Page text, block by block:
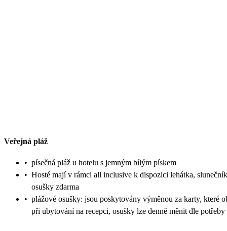
Veřejná pláž
• písečná pláž u hotelu s jemným bílým pískem
• Hosté mají v rámci all inclusive k dispozici lehátka,
osušky zdarma
• plážové osušky: jsou poskytovány výměnou za karty, které
při ubytování na recepci, osušky lze denně měnit dle potřeby